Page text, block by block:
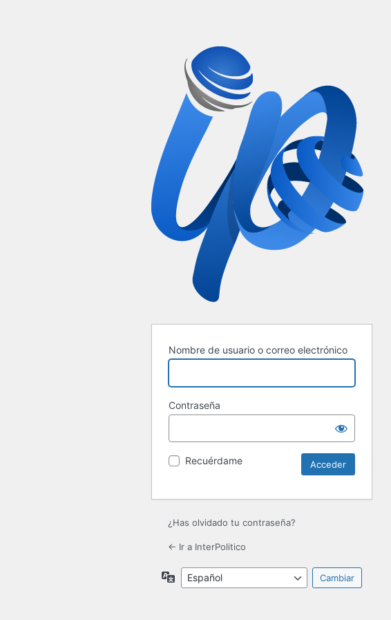
Nombre de usuario o correo electrónico
Contraseña
Recuérdame
¿Has olvidado tu contraseña?
← Ir a InterPolitico
Idioma